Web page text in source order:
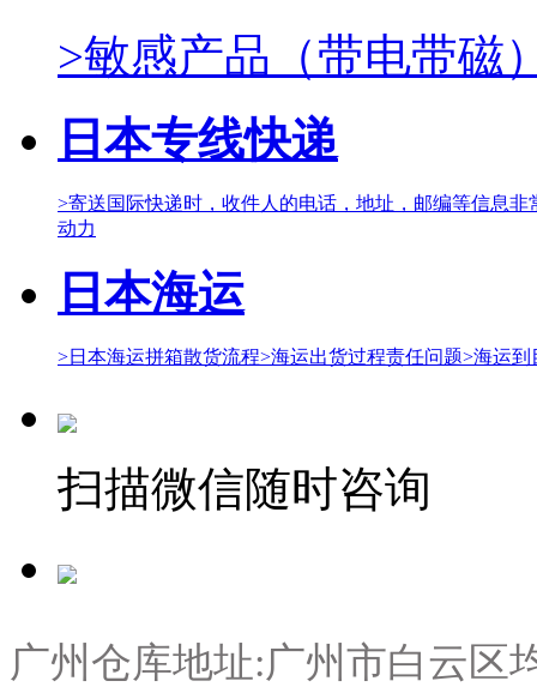
>敏感产品（带电带磁
日本专线快递
>寄送国际快递时，收件人的电话，地址，邮编等信息
动力
日本海运
>日本海运拼箱散货流程>海运出货过程责任问题>海运到
扫描微信随时咨询
广州仓库地址:⼴州市⽩云区